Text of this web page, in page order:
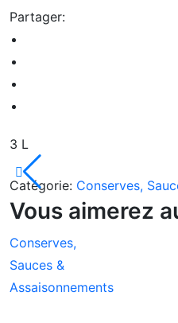
Partager:
3 L
Catégorie: Conserves,
Vous aimerez
Conserves,
Sauces &
Assaisonnements